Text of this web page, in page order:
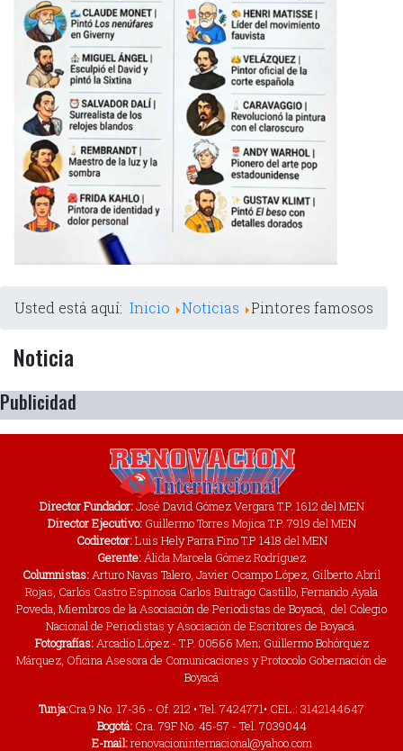
Usted está aquí: Inicio Noticias Pintores famosos
Noticia
Publicidad
Director Fundador:José David Gómez Vergara T.P. 1612 del MEN
Director Ejecutivo:Guillermo Torres Mojica T.P. 7919 del MEN
Codirector:Luis Hely Parra Fino T.P 1418 del MEN
Gerente: Álida Marcela Gómez Rodríguez
Columnistas: Arturo Navas Talero, Javier Ocampo López, Gilberto Abril
Rojas, Carlos Castro Espinosa Carlos Buitrago Castillo, Fernando Ayala
Poveda, Miembros de la Asociación de Periodistas de Boyacá, del Colegio
Nacional de Periodistas y Asociación de Escritores de Boyacá.
Fotografías:Arcadio López - T.P. 00566 Men; Guillermo Bohórquez
Márquez, Oficina Asesora de Comunicaciones y Protocolo Gobernación de
Boyacá
Tunja:Cra.9 No. 17-36 - Of. 212 • Tel. 7424771• CEL.: 3142144647
Bogotá:Cra. 79F No. 45-57 - Tel. 7039044
E-mail:renovacioninternacional@yahoo.com